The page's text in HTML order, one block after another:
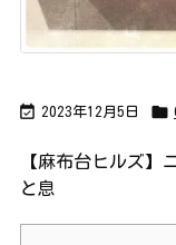
 2023年12月5日 
【麻布台ヒルズ】
と息